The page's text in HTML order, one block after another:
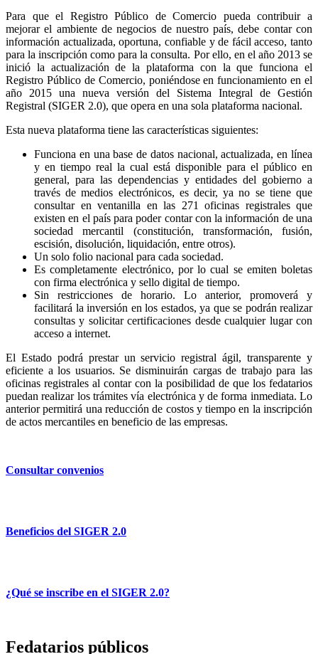
Para que el Registro Público de Comercio pueda contribuir a
mejorar el ambiente de negocios de nuestro país, debe contar con
información actualizada, oportuna, confiable y de fácil acceso, tanto
para la inscripción como para la consulta. Por ello, en el año 2013 se
inició la actualización de la plataforma con la que funciona el
Registro Público de Comercio, poniéndose en funcionamiento en el
año 2015 una nueva versión del Sistema Integral de Gestión
Registral (SIGER 2.0), que opera en una sola plataforma nacional.
Esta nueva plataforma tiene las características siguientes:
Funciona en una base de datos nacional, actualizada, en línea
y en tiempo real la cual está disponible para el público en
general, para las dependencias y entidades del gobierno a
través de medios electrónicos, es decir, ya no se tiene que
consultar en ventanilla en las 271 oficinas registrales que
existen en el país para poder contar con la información de una
sociedad mercantil (constitución, transformación, fusión,
escisión, disolución, liquidación, entre otros).
Un solo folio nacional para cada sociedad.
Es completamente electrónico, por lo cual se emiten boletas
con firma electrónica y sello digital de tiempo.
Sin restricciones de horario. Lo anterior, promoverá y
facilitará la inversión en los estados, ya que se podrán realizar
consultas y solicitar certificaciones desde cualquier lugar con
acceso a internet.
El Estado podrá prestar un servicio registral ágil, transparente y
eficiente a los usuarios. Se disminuirán cargas de trabajo para las
oficinas registrales al contar con la posibilidad de que los fedatarios
puedan realizar los trámites vía electrónica y de forma inmediata. Lo
anterior permitirá una reducción de costos y tiempo en la inscripción
de actos mercantiles en beneficio de las empresas.
Consultar convenios
Beneficios del SIGER 2.0
¿Qué se inscribe en el SIGER 2.0?
Fedatarios públicos